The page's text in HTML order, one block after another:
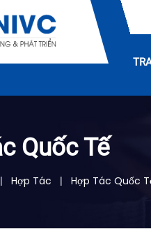
Quốc Tế
| Hợp Tác | Hợp Tác Quốc